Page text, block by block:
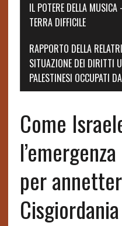
IL POTERE DELLA
TERRA DIFFICILE
RAPPORTO DELLA
SITUAZIONE DEI DIRITTI
PALESTINESI OCCUPATI
Come
per
Cisgiordania